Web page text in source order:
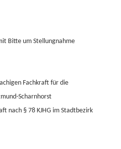
Bitte um Stellungnahme
Fachkraft für die
Scharnhorst
nach § 78 KJHG im Stadtbezirk